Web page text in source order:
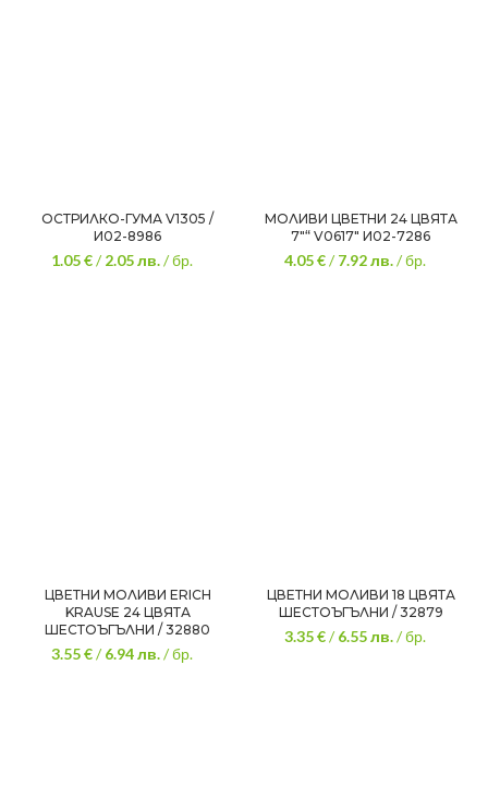
ОСТРИЛКО-ГУМА V1305 /
И02-8986
1.05 €/2.05лв./ бр.
МОЛИВИ ЦВЕТНИ 24 ЦВЯТА
7″“ V0617″ И02-7286
4.05 €/7.92лв./ бр.
ЦВЕТНИ МОЛИВИ ERICH
KRAUSE 24 ЦВЯТА
ШЕСТОЪГЪЛНИ / 32880
3.55 €/6.94лв./ бр.
ЦВЕТНИ МОЛИВИ 18 ЦВЯТА
ШЕСТОЪГЪЛНИ / 32879
3.35 €/6.55лв./ бр.